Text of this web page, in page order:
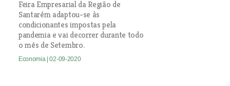
Feira Empresarial da Região de
Santarém adaptou-se às
condicionantes impostas pela
pandemia e vai decorrer durante todo
o mês de Setembro.
Economia | 02-09-2020